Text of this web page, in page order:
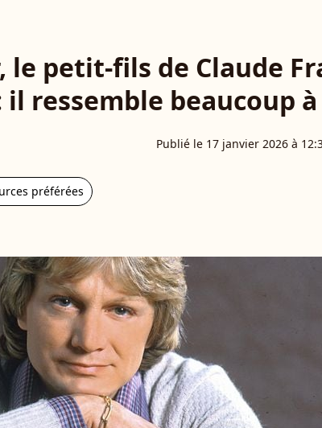
petit-fils de Claude
il ressemble beaucoup
Publié le 17 janvier 2026 à
préférées